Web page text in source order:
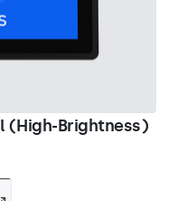
(High-Brightness)